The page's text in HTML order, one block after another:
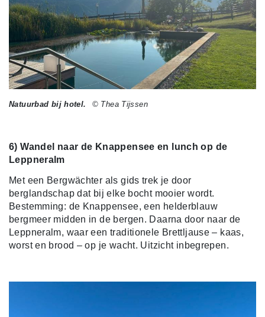
Natuurbad bij hotel. © Thea Tijssen
6) Wandel naar de Knappensee en lunch op de
Leppneralm
Met een Bergwächter als gids trek je door
berglandschap dat bij elke bocht mooier wordt.
Bestemming: de Knappensee, een helderblauw
bergmeer midden in de bergen. Daarna door naar de
Leppneralm, waar een traditionele Brettljause – kaas,
worst en brood – op je wacht. Uitzicht inbegrepen.